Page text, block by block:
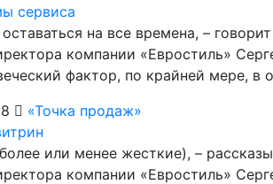
сервиса
на все времена, –
компании «Евростиль»
фактор, по крайней мере,
«Точка продаж»
или менее жесткие), –
компании «Евростиль»